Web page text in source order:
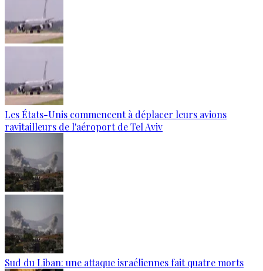
Les États-Unis commencent à déplacer leurs avions
ravitailleurs de l'aéroport de Tel Aviv
Sud du Liban: une attaque israéliennes fait quatre morts